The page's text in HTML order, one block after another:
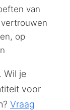
van
op
Wil je
voor
Vraag